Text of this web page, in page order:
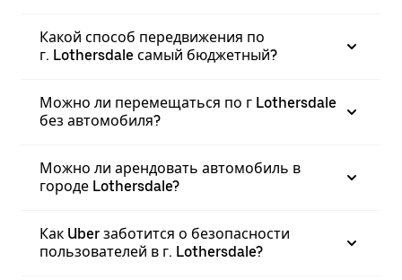
Какой способ передвижения по
г. Lothersdale самый бюджетный?
Можно ли перемещаться по г Lothersdale
без автомобиля?
Можно ли арендовать автомобиль в
городе Lothersdale?
Как Uber заботится о безопасности
пользователей в г. Lothersdale?